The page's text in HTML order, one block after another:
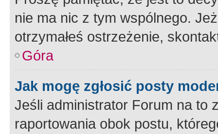
nie ma nic z tym wspólnego.
otrzymałeś ostrzeżenie,
Góra
Jak mogę zgłosić posty
Jeśli administrator Forum na to
raportowania obok postu,